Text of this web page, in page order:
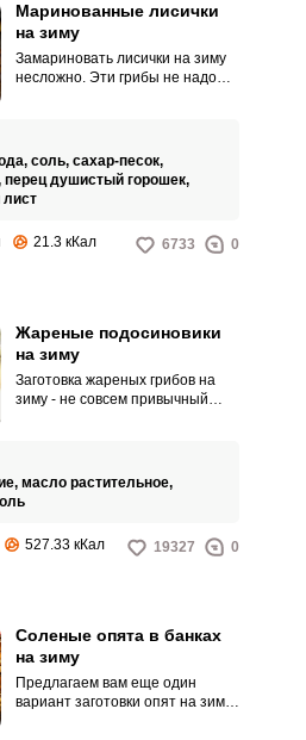
Маринованные лисички
на зиму
Замариновать лисички на зиму
несложно. Эти грибы не надо
соль, сахар-песок,
перец душистый горошек,
21.3 кКал 6733 0
Жареные подосиновики
на зиму
Заготовка жареных грибов на
зиму - не совсем привычный
консервируются в банках без
добавления специй.
масло растительное,
527.33 кКал 19327 0
Соленые опята в банках
на зиму
Предлагаем вам еще один
вариант заготовки опят на зиму